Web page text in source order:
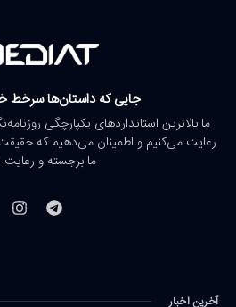
جایی که داستان‌ها سرخط
ما بالاترین استانداردهای یکپارچگی
رعایت می‌کنیم و اطمینان می‌دهیم که
ما برجسته و
آخرین اخبار